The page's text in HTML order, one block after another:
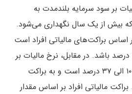
بر سود سرمایه بلندمدت به
که بیش از یک سال نگهداری می‌شود.
اساس براکت‌های مالیاتی افراد است
که می‌تواند صفر، ۱۵ یا ۲۰ درصد باشد. در مقابل، نرخ مالیات بر
سود سرمایه کوتاه‌مدت از ۱۰ الی ۳۷ درصد است و به براکت
مالیاتی افراد بر اساس مقدار